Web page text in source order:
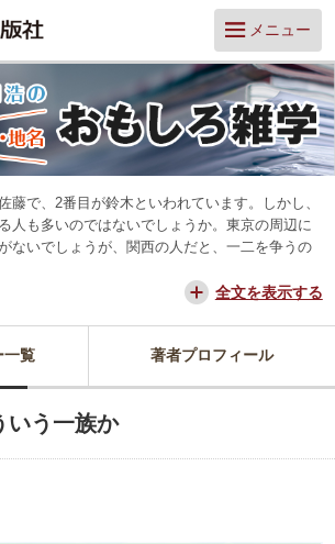
メニュー
藤で、2番目が鈴木といわれています。しかし、
人も多いのではないでしょうか。東京の周辺に
ないでしょうが、関西の人だと、一二を争うの
京からだと、離島や山中を除いてほとんどの所
全文を表示する
一覧 著者プロフィール
いう一族か